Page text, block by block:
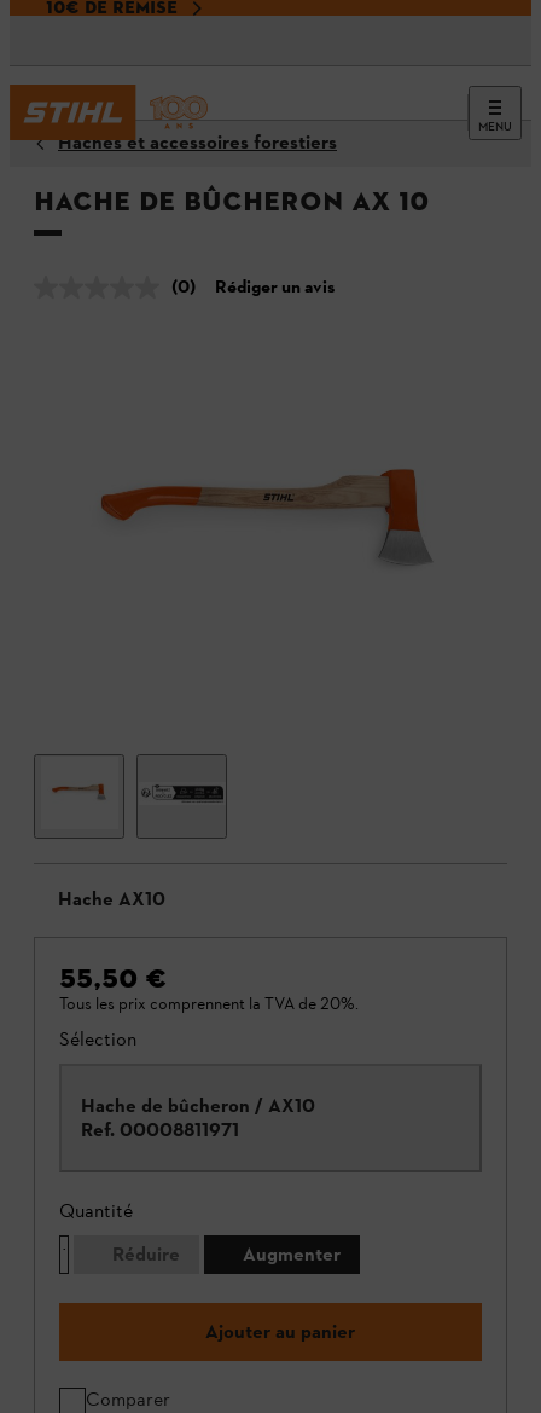
10€ DE REMISE
MENU
Haches et accessoires forestiers
Hache de bûcheron AX 10
(0) Rédiger un avis
Hache AX10
55,50 €
Tous les prix comprennent la TVA de 20%.
Sélection
Hache de bûcheron / AX10
Ref. 00008811971
Quantité
Réduire
Augmenter
Ajouter au panier
Comparer